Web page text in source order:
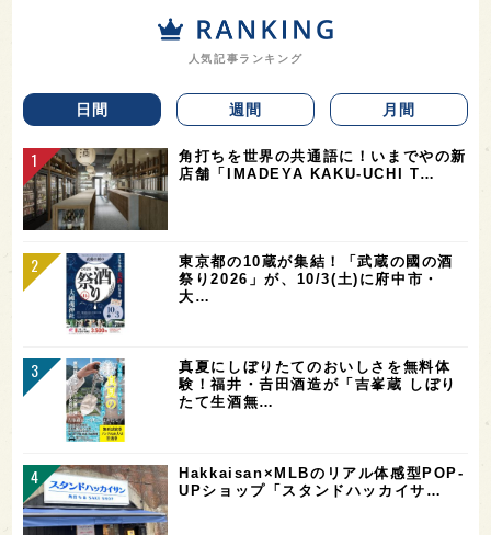
人気記事ランキング
日間 週間 月間
角打ちを世界の共通語に！いまでやの新
店舗「IMADEYA KAKU-UCHI T…
東京都の10蔵が集結！「武蔵の國の酒
祭り2026」が、10/3(土)に府中市・
大…
真夏にしぼりたてのおいしさを無料体
験！福井・𠮷田酒造が「吉峯蔵 しぼり
たて生酒無…
Hakkaisan×MLBのリアル体感型POP-
UPショップ「スタンドハッカイサ…